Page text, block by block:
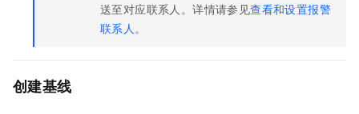
送至对应联系人。详情请参见查看和设置报警
联系人。
创建基线